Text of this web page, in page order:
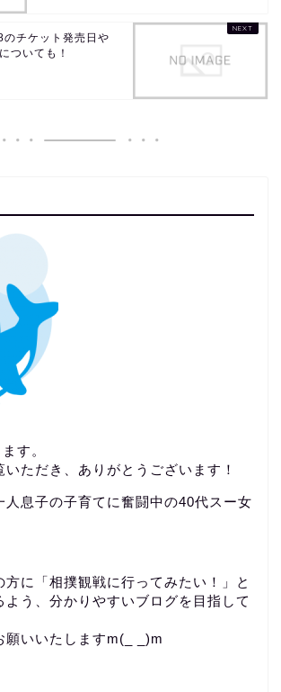
チケット発売日や
ついても！
す。
いただき、ありがとうございます！
人息子の子育てに奮闘中の40代スー女
方に「相撲観戦に行ってみたい！」と
よう、分かりやすいブログを目指して
願いいたしますm(_ _)m